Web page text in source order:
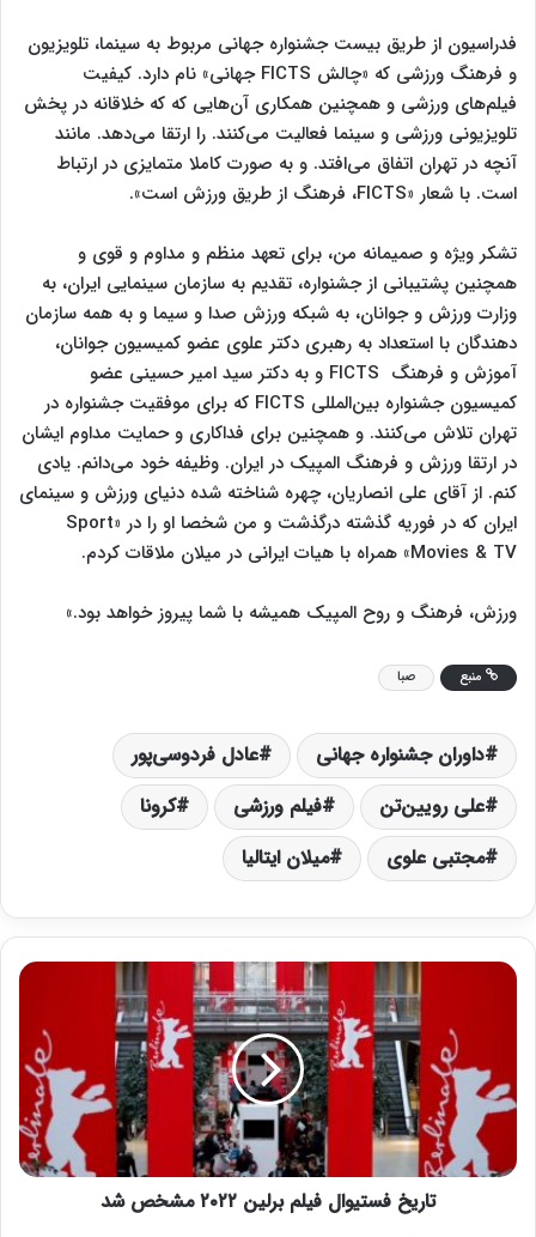
فدراسیون از طریق بیست جشنواره جهانی مربوط به سینما، تلویزیون
و فرهنگ ورزشی که «چالش FICTS جهانی» نام دارد. کیفیت
فیلم‌های ورزشی و همچنین همکاری آن‌هایی که که خلاقانه در پخش
تلویزیونی ورزشی و سینما فعالیت می‌کنند. را ارتقا می‌دهد. مانند
آنچه در تهران اتفاق می‌افتد. و به صورت کاملا متمایزی در ارتباط
است. با شعار «FICTS، فرهنگ از طریق ورزش است».
تشکر ویژه و صمیمانه من، برای تعهد منظم و مداوم و قوی و
همچنین پشتیبانی از جشنواره، تقدیم به سازمان سینمایی ایران، به
وزارت ورزش و جوانان، به شبکه ورزش صدا و سیما و به همه سازمان
دهندگان با استعداد به رهبری دکتر علوی عضو کمیسیون جوانان،
آموزش و فرهنگ FICTS و به دکتر سید امیر حسینی عضو
کمیسیون جشنواره بین‌المللی FICTS که برای موفقیت جشنواره در
تهران تلاش می‌کنند. و همچنین برای فداکاری و حمایت مداوم ایشان
در ارتقا ورزش و فرهنگ المپیک در ایران. وظیفه خود می‌دانم. یادی
کنم. از آقای علی انصاریان، چهره شناخته شده دنیای ورزش و سینمای
ایران که در فوریه گذشته درگذشت و من شخصا او را در «Sport
Movies & TV» همراه با هیات ایرانی در میلان ملاقات کردم.
ورزش، فرهنگ و روح المپیک همیشه با شما پیروز خواهد بود.»
منبع صبا
داوران جشنواره جهانی
عادل فردوسی‌پور
علی رویین‌تن
فیلم ورزشی
کرونا
مجتبی علوی
میلان ایتالیا
ت
ف
ی
تاریخ فستیوال فیلم برلین ۲۰۲۲ مشخص شد